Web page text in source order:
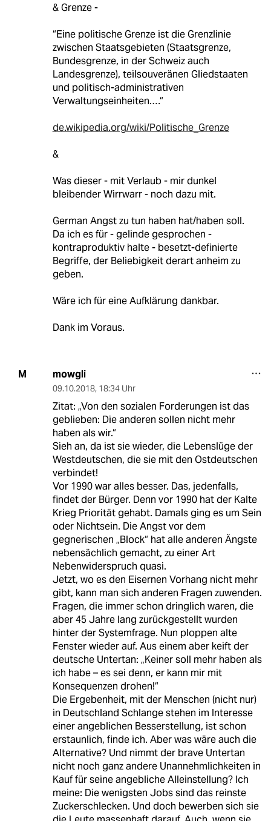
& Grenze -
“Eine politische Grenze ist die Grenzlinie
zwischen Staatsgebieten (Staatsgrenze,
Bundesgrenze, in der Schweiz auch
Landesgrenze), teilsouveränen Gliedstaaten
und politisch-administrativen
Verwaltungseinheiten.…“
de.wikipedia.org/wiki/Politische_Grenze
&
Was dieser - mit Verlaub - mir dunkel
bleibender Wirrwarr - noch dazu mit.
German Angst zu tun haben hat/haben soll.
Da ich es für - gelinde gesprochen -
kontraproduktiv halte - besetzt-definierte
Begriffe, der Beliebigkeit derart anheim zu
geben.
Wäre ich für eine Aufklärung dankbar.
Dank im Voraus.
M mowgli
09.10.2018, 18:34 Uhr
Zitat: „Von den sozialen Forderungen ist das
geblieben: Die anderen sollen nicht mehr
haben als wir.“
Sieh an, da ist sie wieder, die Lebenslüge der
Westdeutschen, die sie mit den Ostdeutschen
verbindet!
Vor 1990 war alles besser. Das, jedenfalls,
findet der Bürger. Denn vor 1990 hat der Kalte
Krieg Priorität gehabt. Damals ging es um Sein
oder Nichtsein. Die Angst vor dem
gegnerischen „Block“ hat alle anderen Ängste
nebensächlich gemacht, zu einer Art
Nebenwiderspruch quasi.
Jetzt, wo es den Eisernen Vorhang nicht mehr
gibt, kann man sich anderen Fragen zuwenden.
Fragen, die immer schon dringlich waren, die
aber 45 Jahre lang zurückgestellt wurden
hinter der Systemfrage. Nun ploppen alte
Fenster wieder auf. Aus einem aber keift der
deutsche Untertan: „Keiner soll mehr haben als
ich habe – es sei denn, er kann mir mit
Konsequenzen drohen!“
Die Ergebenheit, mit der Menschen (nicht nur)
in Deutschland Schlange stehen im Interesse
einer angeblichen Besserstellung, ist schon
erstaunlich, finde ich. Aber was wäre auch die
Alternative? Und nimmt der brave Untertan
nicht noch ganz andere Unannehmlichkeiten in
Kauf für seine angebliche Alleinstellung? Ich
meine: Die wenigsten Jobs sind das reinste
Zuckerschlecken. Und doch bewerben sich sie